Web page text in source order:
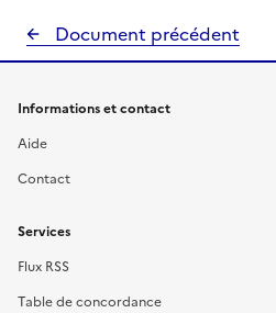
Document précédent
Informations et contact
Aide
Contact
Services
Flux RSS
Table de concordance